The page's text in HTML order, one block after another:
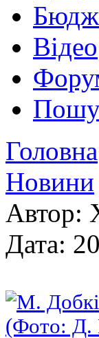
Відео
Головна
Новини
Автор:
Дата: